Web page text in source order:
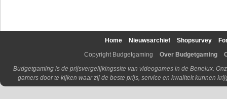
Home Nieuwsarchief Shopsurvey
Copyright Budgetgaming
Over Budgetgaming
Budgetgaming is de prijsvergelijkingssite van videogames in de Benelux.
gamers door te kijken waar zij de beste prijs, service en kwaliteit kunnen